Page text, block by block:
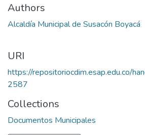
Authors
Alcaldía Municipal de Susacón Boyacá
URI
https://repositoriocdim.esap.edu.co/
2587
Collections
Documentos Municipales